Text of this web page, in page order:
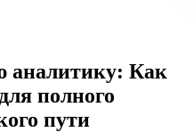
аналитику: Как
полного
пути